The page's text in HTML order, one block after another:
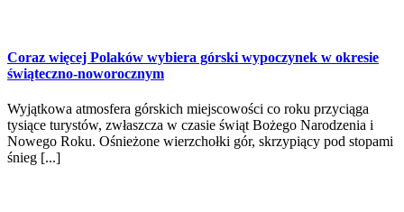
Coraz więcej Polaków wybiera górski wypoczynek w okresie
świąteczno-noworocznym
Wyjątkowa atmosfera górskich miejscowości co roku przyciąga
tysiące turystów, zwłaszcza w czasie świąt Bożego Narodzenia i
Nowego Roku. Ośnieżone wierzchołki gór, skrzypiący pod stopami
śnieg [...]